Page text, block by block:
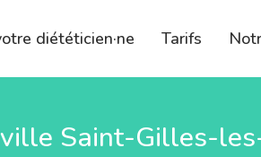
diététicien·ne Tarifs
Saint-Gilles-